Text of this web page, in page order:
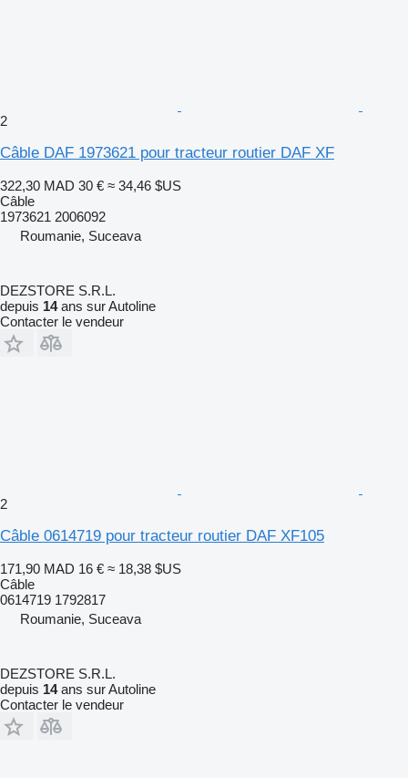
2
Câble DAF 1973621 pour tracteur routier DAF XF
322,30 MAD 30 € ≈ 34,46 $US
Câble
1973621 2006092
Roumanie, Suceava
DEZSTORE S.R.L.
depuis 14ans sur Autoline
Contacter le vendeur
2
Câble 0614719 pour tracteur routier DAF XF105
171,90 MAD 16 € ≈ 18,38 $US
Câble
0614719 1792817
Roumanie, Suceava
DEZSTORE S.R.L.
depuis 14ans sur Autoline
Contacter le vendeur